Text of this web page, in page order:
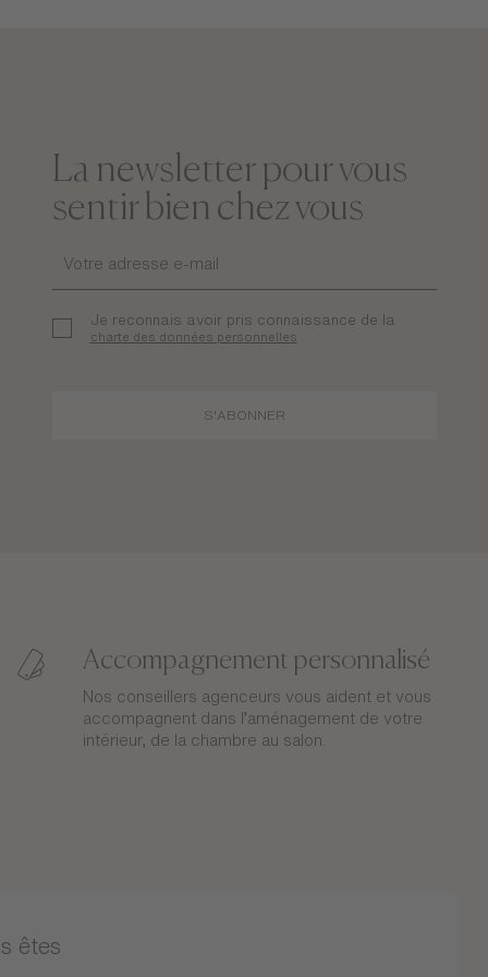
La newsletter pour vous
sentir bien chez vous
Je reconnais avoir pris connaissance de la
charte des données personnelles
S'ABONNER
Accompagnement personnalisé
Nos conseillers agenceurs vous aident et vous
accompagnent dans l’aménagement de votre
intérieur, de la chambre au salon.
êtes